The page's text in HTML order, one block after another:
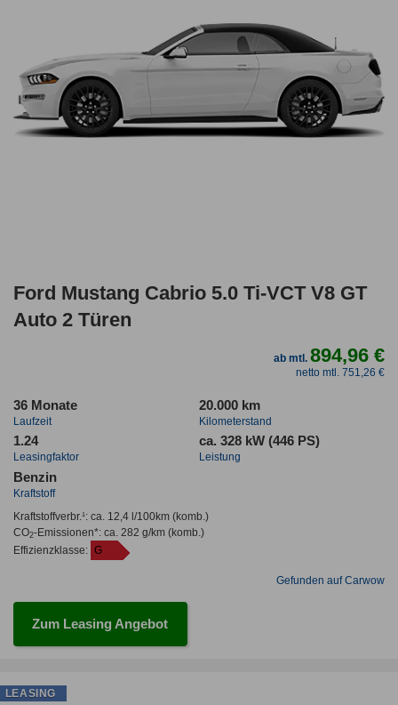
Ford Mustang Cabrio 5.0 Ti-VCT V8 GT
Auto 2 Türen
ab mtl.894,96 €
netto mtl. 751,26 €
36 Monate
Laufzeit
20.000 km
Kilometerstand
1.24
Leasingfaktor
ca. 328 kW (446 PS)
Leistung
Benzin
Kraftstoff
Kraftstoffverbr.¹: ca. 12,4 l/100km(komb.)
CO2-Emissionen*: ca. 282 g/km(komb.)
Effizienzklasse: G
Gefunden auf Carwow
Zum Leasing Angebot
LEASING